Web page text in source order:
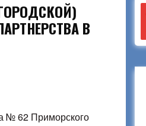
В
№ 62 Приморского